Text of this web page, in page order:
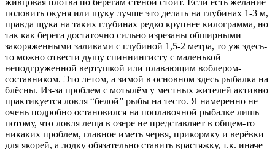
живцовая плотва по берегам стеной стоит. Если есть желание
половить окуня или щуку лучше это делать на глубинах 1-3 м,
правда щука на таких глубинах редко крупнее килограмма, но
так как берега достаточно сильно изрезаны обширными
закоряженными заливами с глубиной 1,5-2 метра, то уж здесь-
то можно отвести душу спиннингисту с маленькой
неподгруженной вертушкой или плавающим воблером-
составником. Это летом, а зимой в основном здесь рыбалка на
блёсны. Из-за проблем с мотылём у местных жителей активно
практикуется ловля “белой” рыбы на тесто. Я намеренно не
очень подробно остановился на поплавочной рыбалке лишь
потому, что ловля леща в озере не представляет в общем-то
никаких проблем, главное иметь червя, прикормку и верёвки
для якорей, а лодку обязательно ставить врастяжку, т.к. иначе